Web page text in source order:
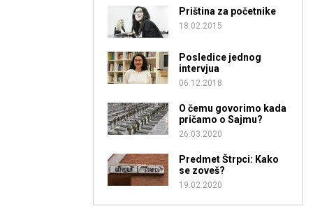
Priština za početnike
18.02.2015
Posledice jednog
intervjua
06.12.2018
O čemu govorimo kada
pričamo o Sajmu?
26.03.2020
Predmet Štrpci: Kako
se zoveš?
19.02.2020